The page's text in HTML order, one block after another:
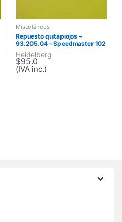
Misceláneos
Repuesto quitapiojos –
93.205.04 – Speedmaster 102
Heidelberg
$95.0
(IVA inc.)